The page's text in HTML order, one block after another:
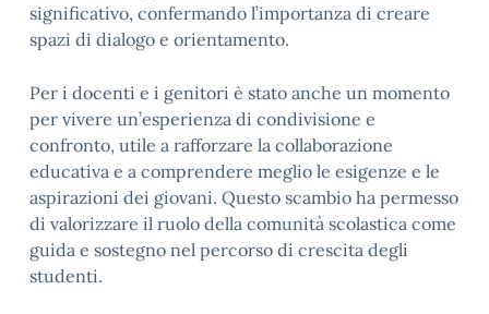
significativo, confermando l’importanza di creare
spazi di dialogo e orientamento.
Per i docenti e i genitori è stato anche un momento
per vivere un’esperienza di condivisione e
confronto, utile a rafforzare la collaborazione
educativa e a comprendere meglio le esigenze e le
aspirazioni dei giovani. Questo scambio ha permesso
di valorizzare il ruolo della comunità scolastica come
guida e sostegno nel percorso di crescita degli
studenti.